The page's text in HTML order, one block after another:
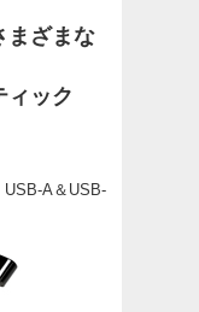
まざまな
ィック
USB-A＆USB-